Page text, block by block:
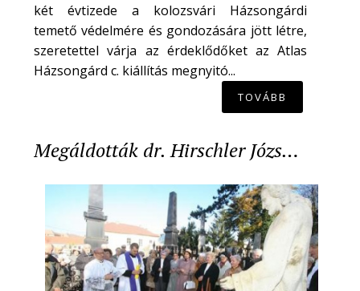
két évtizede a kolozsvári Házsongárdi
temető védelmére és gondozására jött létre,
szeretettel várja az érdeklődőket az Atlas
Házsongárd c. kiállítás megnyitó...
TOVÁBB
Megáldották dr. Hirschler Józs…